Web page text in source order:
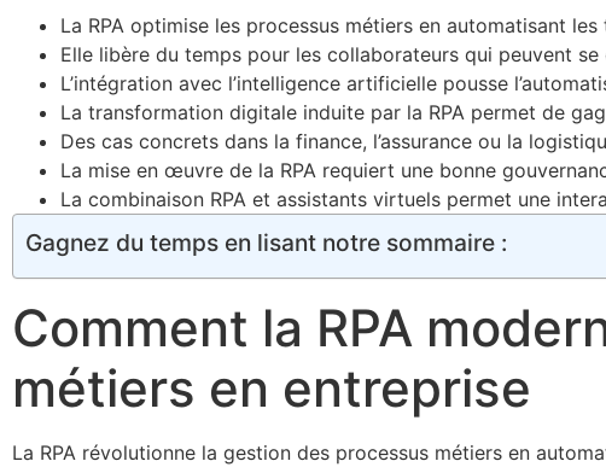
La RPA optimise les processus métiers en automatisant
Elle libère du temps pour les collaborateurs qui peuvent
L’intégration avec l’intelligence artificielle pousse
La transformation digitale induite par la RPA permet de
Des cas concrets dans la finance, l’assurance ou la
La mise en œuvre de la RPA requiert une bonne
La combinaison RPA et assistants virtuels permet une
Gagnez du temps en lisant notre sommaire :
Comment la RPA
métiers en entreprise
La RPA révolutionne la gestion des processus métiers en